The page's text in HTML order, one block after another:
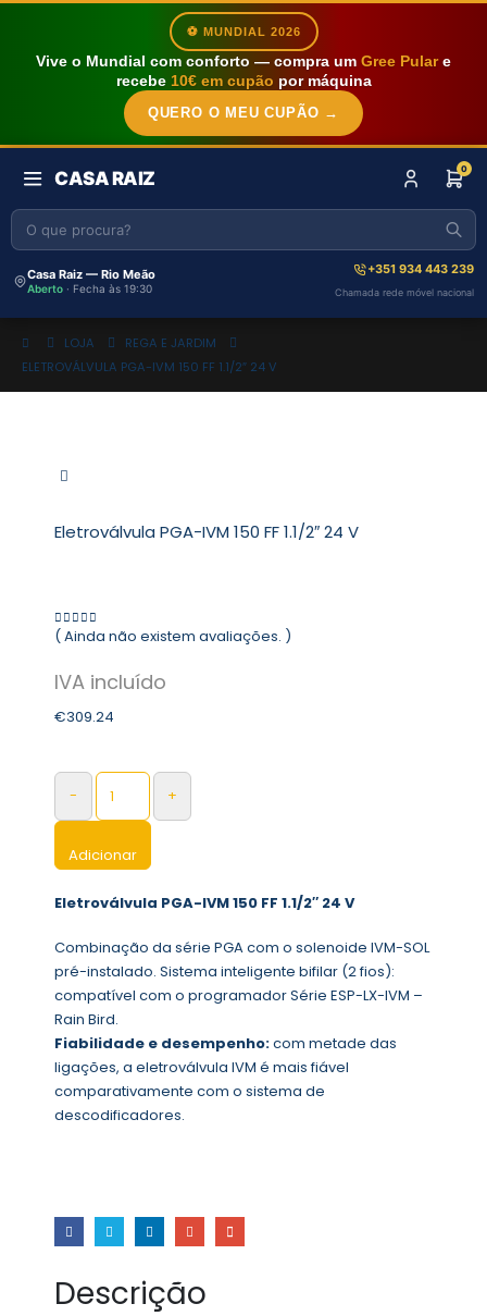
⚽ MUNDIAL 2026
Vive o Mundial com conforto — compra um Gree Pulare
recebe 10€ em cupão por máquina
QUERO O MEU CUPÃO →
CASA RAIZ 0
Casa Raiz — Rio Meão
Aberto · Fecha às 19:30
+351 934 443 239
Chamada rede móvel nacional
LOJA
REGA E JARDIM
ELETROVÁLVULA PGA-IVM 150 FF 1.1/2″ 24 V
Eletroválvula PGA-IVM 150 FF 1.1/2″ 24 V
0 out of 5
( Ainda não existem avaliações. )
€309.24
- +
Adicionar
Eletroválvula PGA-IVM 150 FF 1.1/2″ 24 V
Combinação da série PGA com o solenoide IVM-SOL
pré-instalado. Sistema inteligente bifilar (2 fios):
compatível com o programador Série ESP-LX-IVM –
Rain Bird.
Fiabilidade e desempenho:com metade das
ligações, a eletroválvula IVM é mais fiável
comparativamente com o sistema de
descodificadores.
Descrição